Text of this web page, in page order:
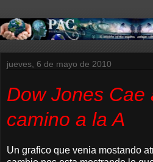
jueves, 6 de mayo de 2010
Dow Jones Cae
camino a la A
Un grafico que venia mostando